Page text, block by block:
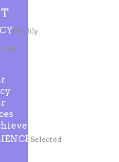
Highly
Selected